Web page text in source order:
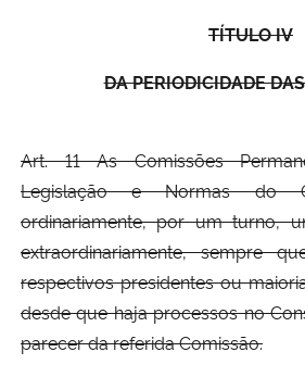
TÍTULO IV
DA PERIODICIDADE
Art. 11 As Comissões
Legislação e Normas do
ordinariamente, por um turno,
extraordinariamente, sempre
respectivos presidentes ou
desde que haja processos no
parecer da referida Comissão.